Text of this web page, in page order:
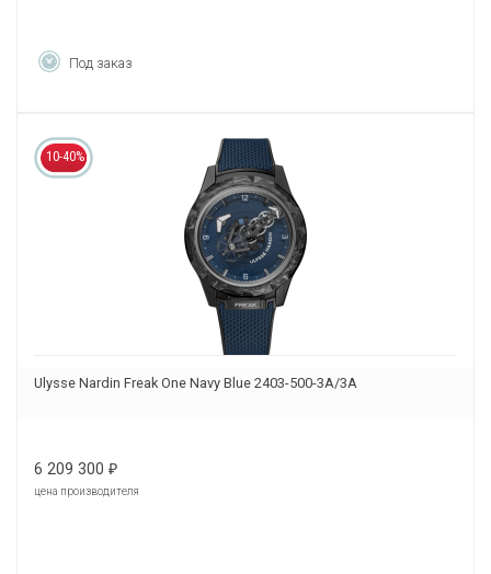
Под заказ
10-40%
Ulysse Nardin Freak One Navy Blue 2403-500-3A/3A
6 209 300 ₽
цена производителя